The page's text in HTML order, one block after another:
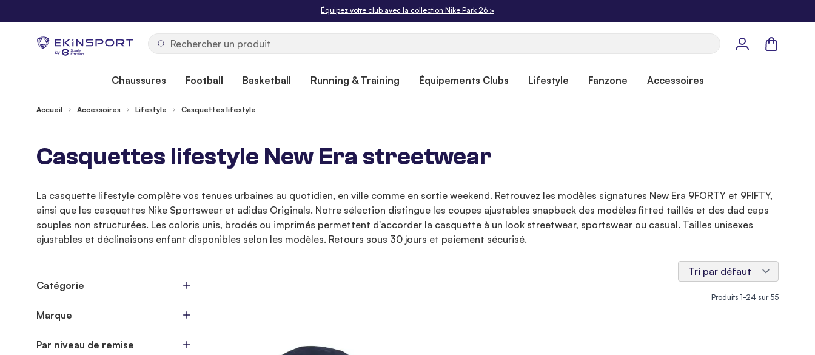
Livraison offerte dès 50€. Retours gratuits sous 30 jours.
by
Panier
Chaussures Football Basketball Running & Training Équipements Clubs Lifestyle Fanzone Accessoires
Accueil Accessoires Lifestyle Casquettes lifestyle
Casquettes lifestyle New Era streetwear
La casquette lifestyle complète vos tenues urbaines au quotidien, en ville comme en sortie weekend. Retrouvez les modèles signatures New Era 9FORTY et 9FIFTY,
ainsi que les casquettes Nike Sportswear et adidas Originals. Notre sélection distingue les coupes ajustables snapback des modèles fitted taillés et des dad caps
souples non structurées. Les coloris unis, brodés ou imprimés permettent d'accorder la casquette à un look streetwear, sportswear ou casual. Tailles unisexes
ajustables et déclinaisons enfant disponibles selon les modèles. Retours sous 30 jours et paiement sécurisé.
Produits 1-24 sur 55
Catégorie
Marque
Par niveau de remise